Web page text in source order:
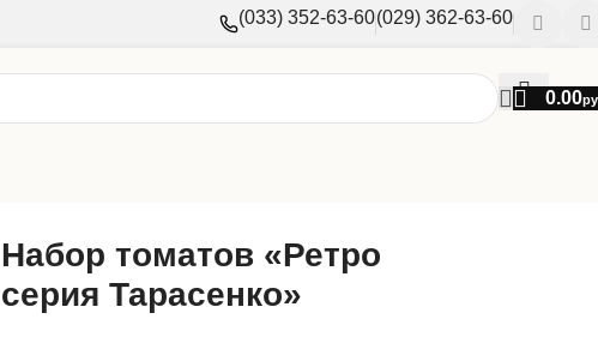
(033) 352-63-60(029) 362-63-60
0.00
Набор томатов «Ретро
серия Тарасенко»